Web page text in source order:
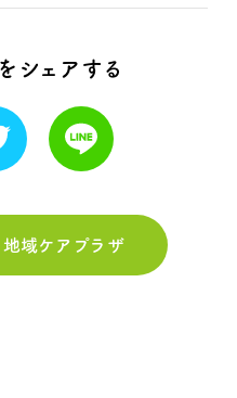
シェアする
域ケアプラザ